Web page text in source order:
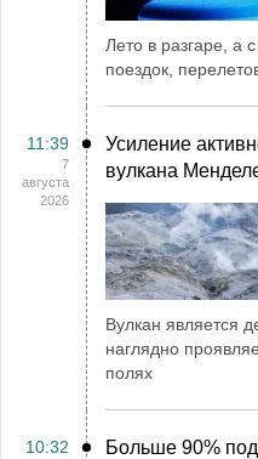
Лето в разгаре, а
поездок,
11:39
7
августа
2026
Усиление
вулкана
Вулкан является
наглядно
полях
10:32
Больше 90%